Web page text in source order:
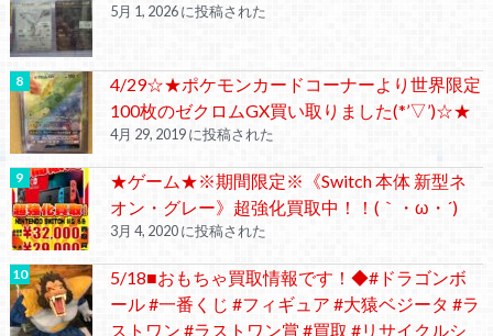
5月 1, 2026 に投稿された
4/29☆★ポケモンカードコーナーより世界限定
100枚のゼクロムGX買い取りました(*’▽’)☆★
4月 29, 2019 に投稿された
★ゲーム★※期間限定※《Switch 本体 新型ネ
オン・グレー》超強化買取中！！(｀・ω・´)ゞ
3月 4, 2020 に投稿された
5/18■おもちゃ買取情報です！◆#ドラゴンボ
ール #一番くじ #フィギュア #大猿ベジータ #ラ
ストワン #ラストワン賞 #買取 #リサイクルシ